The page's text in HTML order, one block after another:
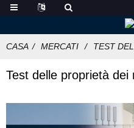
CASA MERCATI TEST
Test delle proprietà dei